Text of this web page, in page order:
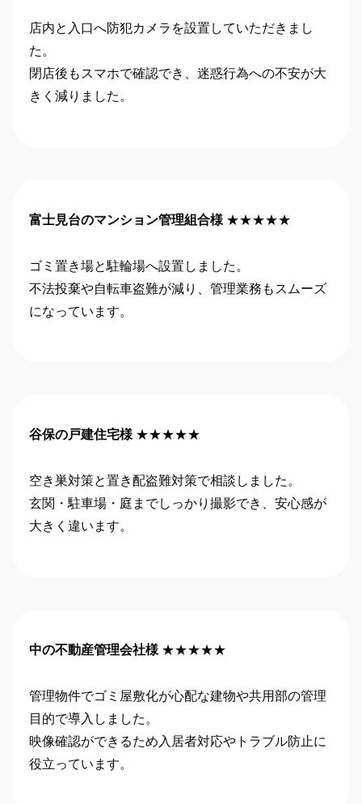
店内と入口へ防犯カメラを設置していただきまし
た。
閉店後もスマホで確認でき、迷惑行為への不安が大
きく減りました。
富士見台のマンション管理組合様 ★★★★★
ゴミ置き場と駐輪場へ設置しました。
不法投棄や自転車盗難が減り、管理業務もスムーズ
になっています。
谷保の戸建住宅様 ★★★★★
空き巣対策と置き配盗難対策で相談しました。
玄関・駐車場・庭までしっかり撮影でき、安心感が
大きく違います。
中の不動産管理会社様 ★★★★★
管理物件でゴミ屋敷化が心配な建物や共用部の管理
目的で導入しました。
映像確認ができるため入居者対応やトラブル防止に
役立っています。